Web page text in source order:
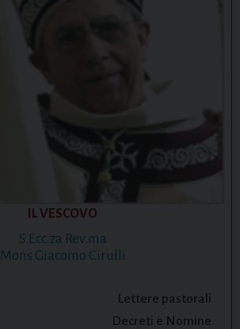
IL VESCOVO
S.Ecc.za Rev.ma
Mons Giacomo Cirulli
Lettere pastorali
Decreti e Nomine